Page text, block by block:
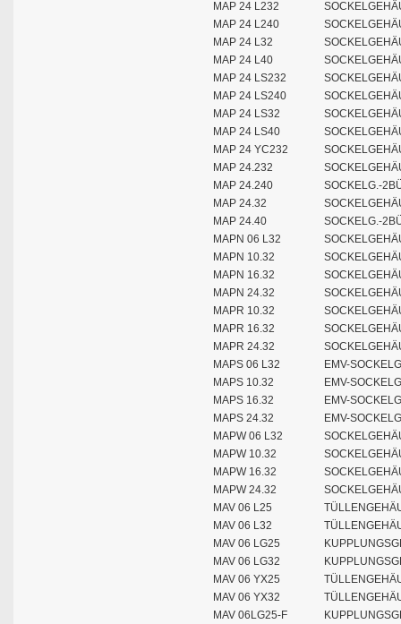
MAP 24 L232
MAP 24 L240
MAP 24 L32
MAP 24 L40
MAP 24 LS232
MAP 24 LS240
MAP 24 LS32
MAP 24 LS40
MAP 24 YC232
MAP 24.232
MAP 24.240
SOCKELG.-
MAP 24.32
MAP 24.40
SOCKELG.-
MAPN 06 L32
MAPN 10.32
MAPN 16.32
MAPN 24.32
MAPR 10.32
MAPR 16.32
MAPR 24.32
MAPS 06 L32
EMV-
MAPS 10.32
EMV-
MAPS 16.32
EMV-
MAPS 24.32
EMV-
MAPW 06 L32
MAPW 10.32
MAPW 16.32
MAPW 24.32
MAV 06 L25
MAV 06 L32
MAV 06 LG25
MAV 06 LG32
MAV 06 YX25
MAV 06 YX32
MAV 06LG25-F